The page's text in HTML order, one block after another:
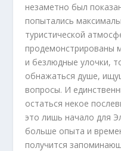
незаметно был
попытались
туристической
продемонстрированы
и безлюдные улочки,
обнажаться душе,
вопросы. И
остаться некое
это лишь начало для
больше опыта и
получится